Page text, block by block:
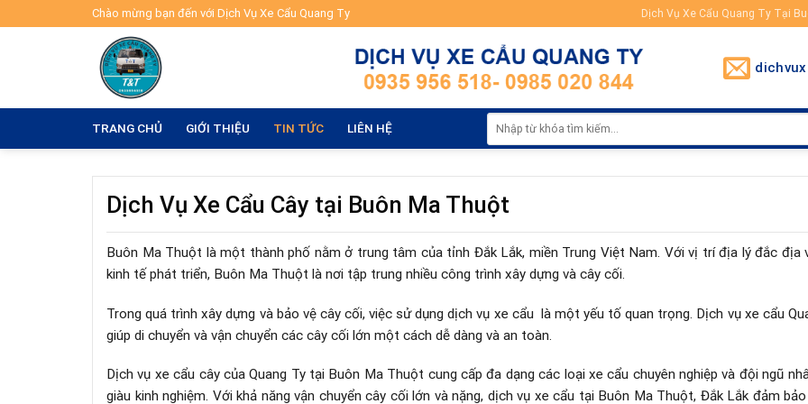
to
Chào mừng bạn đến với Dịch Vụ Xe Cẩu Quang Ty Dịch Vụ Xe Cẩu Quang Ty Tại
TRANG CHỦ GIỚI THIỆU TIN TỨC LIÊN HỆ
Dịch Vụ Xe Cẩu Cây tại Buôn Ma Thuột
Buôn Ma Thuột là một thành phố nằm ở trung tâm của tỉnh Đắk Lắk, miền Trung Việt Nam. Với vị trí địa lý đắc địa
kinh tế phát triển, Buôn Ma Thuột là nơi tập trung nhiều công trình xây dựng và cây cối.
Trong quá trình xây dựng và bảo vệ cây cối, việc sử dụng dịch vụ xe cẩu là một yếu tố quan trọng. Dịch vụ xe cẩu
giúp di chuyển và vận chuyển các cây cối lớn một cách dễ dàng và an toàn.
Dịch vụ xe cẩu cây của Quang Ty tại Buôn Ma Thuột cung cấp đa dạng các loại xe cẩu chuyên nghiệp và đội ngũ
giàu kinh nghiệm. Với khả năng vận chuyển cây cối lớn và nặng, dịch vụ xe cẩu tại Buôn Ma Thuột, Đắk Lắk đảm